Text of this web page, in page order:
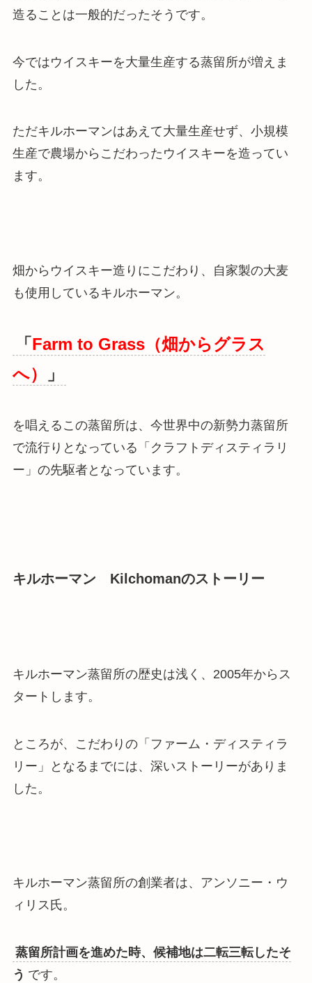
造ることは一般的だったそうです。
今ではウイスキーを大量生産する蒸留所が増えま
した。
ただキルホーマンはあえて大量生産せず、小規模
生産で農場からこだわったウイスキーを造ってい
ます。
畑からウイスキー造りにこだわり、自家製の大麦
も使用しているキルホーマン。
「 Farm to Grass（畑からグラス
へ）
」
を唱えるこの蒸留所は、 今世界中の新勢力蒸留所
で流行りとなっている「クラフトディスティラリ
ー」の先駆者となっています。
キルホーマン Kilchomanのストーリー
キルホーマン蒸留所の歴史は浅く、2005年からス
タートします。
ところが、こだわりの「ファーム・ディスティラ
リー」となるまでには、深いストーリーがありま
した。
キルホーマン蒸留所の創業者は、アンソニー・ウ
ィリス氏。
蒸留所計画を進めた時、候補地は二転三転したそ
う です。